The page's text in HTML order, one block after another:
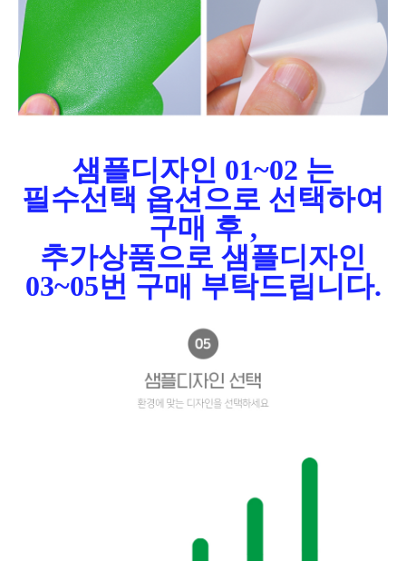
샘플디자인 01~02 는
필수선택 옵션으로 선택하여
구매 후 ,
추가상품으로 샘플디자인
03~05번 구매 부탁드립니다.